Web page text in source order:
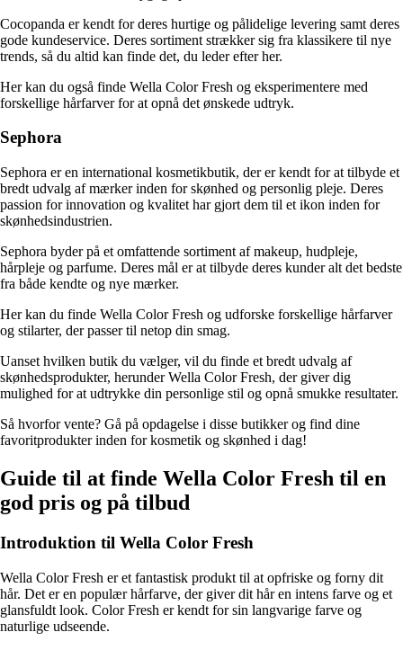
Cocopanda er kendt for deres hurtige og pålidelige levering samt deres
gode kundeservice. Deres sortiment strækker sig fra klassikere til nye
trends, så du altid kan finde det, du leder efter her.
Her kan du også finde Wella Color Fresh og eksperimentere med
forskellige hårfarver for at opnå det ønskede udtryk.
Sephora
Sephora er en international kosmetikbutik, der er kendt for at tilbyde et
bredt udvalg af mærker inden for skønhed og personlig pleje. Deres
passion for innovation og kvalitet har gjort dem til et ikon inden for
skønhedsindustrien.
Sephora byder på et omfattende sortiment af makeup, hudpleje,
hårpleje og parfume. Deres mål er at tilbyde deres kunder alt det bedste
fra både kendte og nye mærker.
Her kan du finde Wella Color Fresh og udforske forskellige hårfarver
og stilarter, der passer til netop din smag.
Uanset hvilken butik du vælger, vil du finde et bredt udvalg af
skønhedsprodukter, herunder Wella Color Fresh, der giver dig
mulighed for at udtrykke din personlige stil og opnå smukke resultater.
Så hvorfor vente? Gå på opdagelse i disse butikker og find dine
favoritprodukter inden for kosmetik og skønhed i dag!
Guide til at finde Wella Color Fresh til en
god pris og på tilbud
Introduktion til Wella Color Fresh
Wella Color Fresh er et fantastisk produkt til at opfriske og forny dit
hår. Det er en populær hårfarve, der giver dit hår en intens farve og et
glansfuldt look. Color Fresh er kendt for sin langvarige farve og
naturlige udseende.